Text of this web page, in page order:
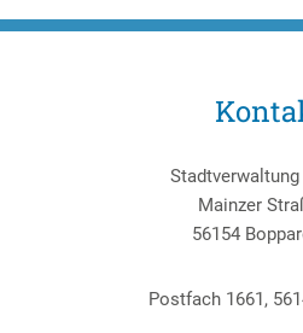
Mainzer
56154
Postfach 1661,